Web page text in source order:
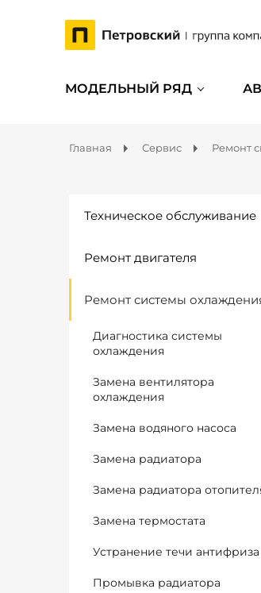
МОДЕЛЬНЫЙ РЯД
Главная Сервис Ремонт
Техническое обслуживание
Ремонт двигателя
Ремонт системы
Диагностика системы
охлаждения
Замена вентилятора
охлаждения
Замена водяного насоса
Замена радиатора
Замена радиатора
Замена термостата
Устранение течи антифриза
Промывка радиатора